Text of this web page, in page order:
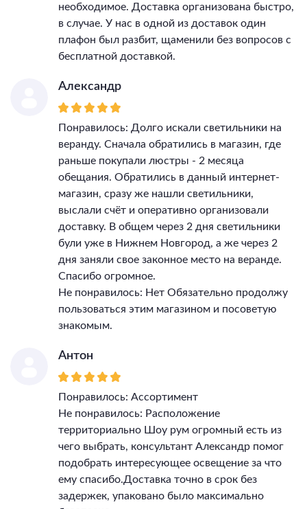
необходимое. Доставка организована быстро,
в случае. У нас в одной из доставок один
плафон был разбит, щаменили без вопросов с
бесплатной доставкой.
Александр
Понравилось: Долго искали светильники на
веранду. Сначала обратились в магазин, где
раньше покупали люстры - 2 месяца
обещания. Обратились в данный интернет-
магазин, сразу же нашли светильники,
выслали счёт и оперативно организовали
доставку. В общем через 2 дня светильники
були уже в Нижнем Новгород, а же через 2
дня заняли свое законное место на веранде.
Спасибо огромное.
Не понравилось: Нет Обязательно продолжу
пользоваться этим магазином и посоветую
знакомым.
Антон
Понравилось: Ассортимент
Не понравилось: Расположение
территориально Шоу рум огромный есть из
чего выбрать, консультант Александр помог
подобрать интересующее освещение за что
ему спасибо.Доставка точно в срок без
задержек, упаковано было максимально